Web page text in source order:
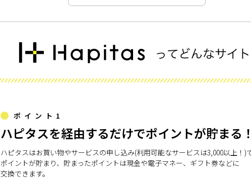
ポイント1
ハピタスを経由するだけでポイントが貯まる
ハピタスはお買い物やサービスの申し込み(利用可能なサービスは3,000以上！)
ポイントが貯まり、貯まったポイントは現金や電子マネー、ギフト券などに
交換できます。